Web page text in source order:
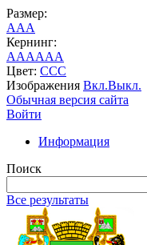
Размер:
AAA
Кернинг:
AAAAAA
Цвет: CCC
Изображения Вкл.Выкл.
Обычная версия сайта
Войти
Информация
Поиск
Все результаты